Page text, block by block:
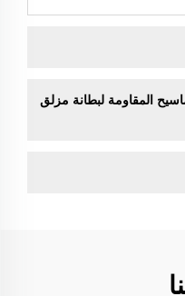
المقاومة لبطانة مزلق